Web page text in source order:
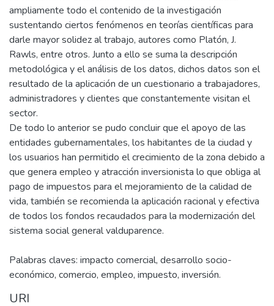
ampliamente todo el contenido de la investigación
sustentando ciertos fenómenos en teorías científicas para
darle mayor solidez al trabajo, autores como Platón, J.
Rawls, entre otros. Junto a ello se suma la descripción
metodológica y el análisis de los datos, dichos datos son el
resultado de la aplicación de un cuestionario a trabajadores,
administradores y clientes que constantemente visitan el
sector.
De todo lo anterior se pudo concluir que el apoyo de las
entidades gubernamentales, los habitantes de la ciudad y
los usuarios han permitido el crecimiento de la zona debido a
que genera empleo y atracción inversionista lo que obliga al
pago de impuestos para el mejoramiento de la calidad de
vida, también se recomienda la aplicación racional y efectiva
de todos los fondos recaudados para la modernización del
sistema social general valduparence.
Palabras claves: impacto comercial, desarrollo socio-
económico, comercio, empleo, impuesto, inversión.
URI